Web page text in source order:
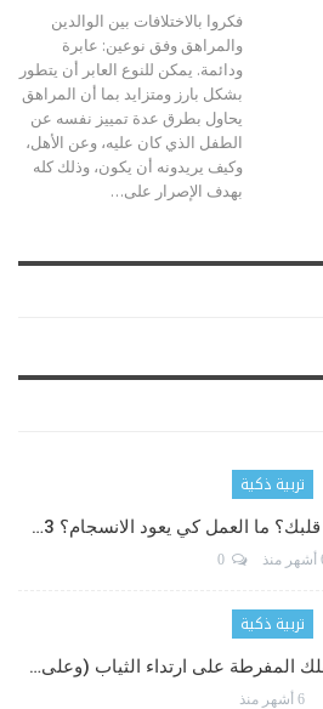
فكروا بالاختلافات بين الوالدين
والمراهق وفق نوعين: عابرة
ودائمة. يمكن للنوع العابر أن يتطور
بشكل بارز ومتزايد بما أن المراهق
يحاول بطرق عدة تمييز نفسه عن
الطفل الذي كان عليه، وعن الأهل،
وكيف يريدونه أن يكون، وذلك كله
بهدف الإصرار على…
تربية ذكية
ما العمل كي يعود الانسجام؟ 3…
0
تربية ذكية
المفرطة على ارتداء الثياب (وعلى…
6 أشهر منذ